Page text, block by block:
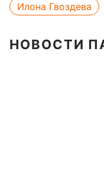
Илона Гвоздева
НОВОСТИ